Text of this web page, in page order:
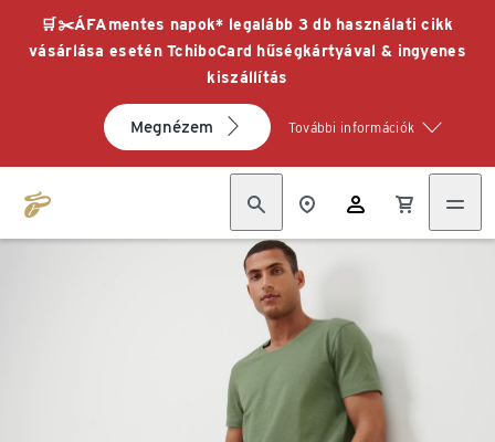
🛒✂️ÁFAmentes napok* legalább 3 db használati cikk
vásárlása esetén TchiboCard hűségkártyával & ingyenes
kiszállítás
Megnézem További információk